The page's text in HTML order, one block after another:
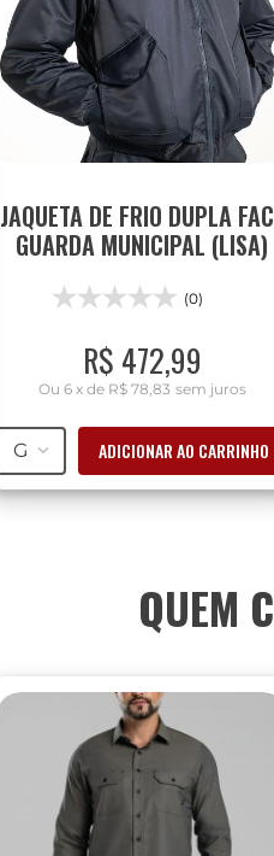
JAQUETA DE FRIO DUPLA
GUARDA MUNICIPAL (LISA)
(0)
R$ 472,99
Ou 6 xde R$ 78,83 sem juros
G ADICIONAR AO CARRINHO
QUEM